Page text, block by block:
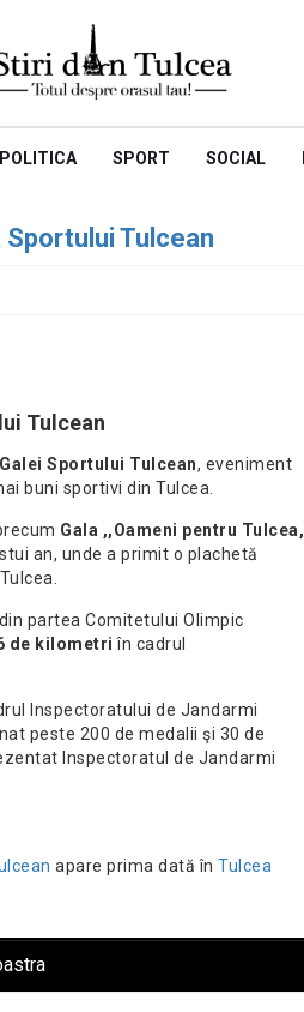
POLITICA SPORT SOCIAL
Tulcean
Tulcean
Galei Sportului Tulcean, eveniment
buni sportivi din Tulcea.
Gala ,,Oameni pentru Tulcea,
an, unde a primit o plachetă
partea Comitetului Olimpic
de kilometriîn cadrul
Inspectoratului de Jandarmi
peste 200 de medalii şi 30 de
Inspectoratul de Jandarmi
apare prima dată în Tulcea